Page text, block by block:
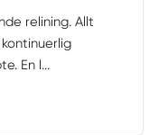
relining. Allt
En l...